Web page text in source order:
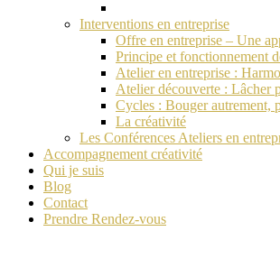
Interventions en entreprise
Offre en entreprise – Une
Principe et fonctionnement
Atelier en entreprise :
Atelier découverte : Lâcher
Cycles : Bouger autrement,
La créativité
Les Conférences Ateliers en
Accompagnement créativité
Qui je suis
Blog
Contact
Prendre Rendez-vous